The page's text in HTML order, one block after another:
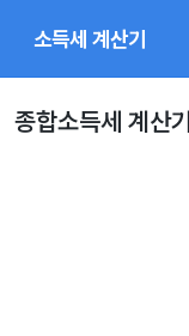
소득세 계산기
종합소득세 계산기